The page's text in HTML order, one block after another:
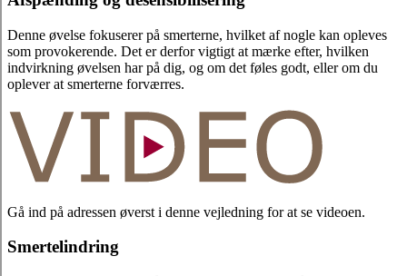
Denne øvelse fokuserer på smerterne, hvilket af nogle kan opleves
som provokerende. Det er derfor vigtigt at mærke efter, hvilken
indvirkning øvelsen har på dig, og om det føles godt, eller om du
oplever at smerterne forværres.
Gå ind på adressen øverst i denne vejledning for at se videoen.
Smertelindring